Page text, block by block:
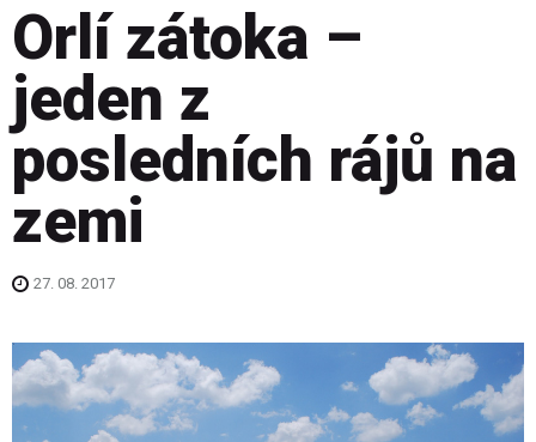
Orlí zátoka –
jeden z
posledních rájů na
zemi
27. 08. 2017